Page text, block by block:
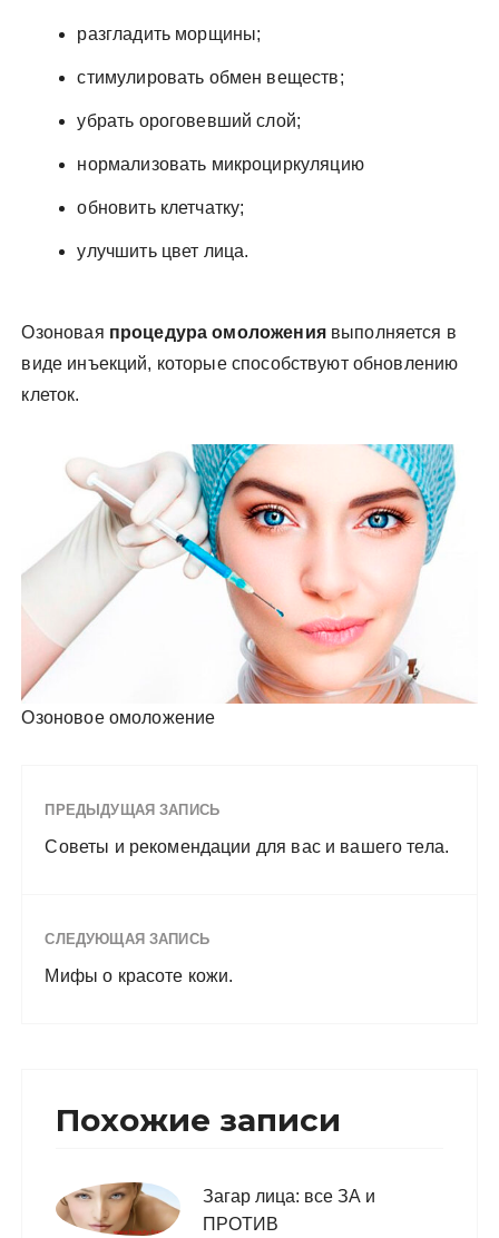
разгладить морщины;
стимулировать обмен веществ;
убрать ороговевший слой;
нормализовать микроциркуляцию
обновить клетчатку;
улучшить цвет лица.
Озоновая процедура омоложениявыполняется в
виде инъекций, которые способствуют обновлению
клеток.
Озоновое омоложение
ПРЕДЫДУЩАЯ ЗАПИСЬ
Советы и рекомендации для вас и вашего тела.
СЛЕДУЮЩАЯ ЗАПИСЬ
Мифы о красоте кожи.
Похожие записи
Загар лица: все ЗА и
ПРОТИВ